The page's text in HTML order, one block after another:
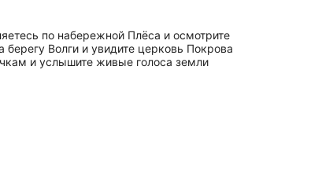
по набережной Плёса и осмотрите
Волги и увидите церковь Покрова
и услышите живые голоса земли